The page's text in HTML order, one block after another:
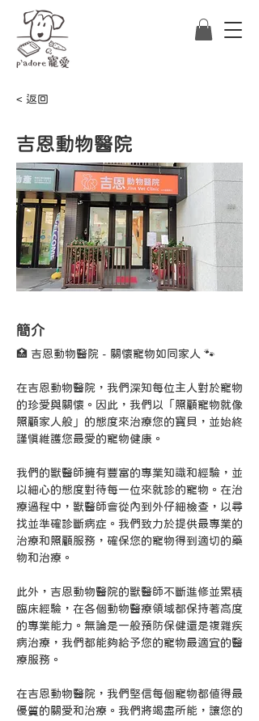
< 返回
吉恩動物醫院
​簡介
🏥 吉恩動物醫院 - 關懷寵物如同家人 🐾
在吉恩動物醫院，我們深知每位主人對於寵物
的珍愛與關懷。因此，我們以「照顧寵物就像
照顧家人般」的態度來治療您的寶貝，並始終
謹慎維護您最愛的寵物健康。
我們的獸醫師擁有豐富的專業知識和經驗，並
以細心的態度對待每一位來就診的寵物。在治
療過程中，獸醫師會從內到外仔細檢查，以尋
找並準確診斷病症。我們致力於提供最專業的
治療和照顧服務，確保您的寵物得到適切的藥
物和治療。
此外，吉恩動物醫院的獸醫師不斷進修並累積
臨床經驗，在各個動物醫療領域都保持著高度
的專業能力。無論是一般預防保健還是複雜疾
病治療，我們都能夠給予您的寵物最適宜的醫
療服務。
在吉恩動物醫院，我們堅信每個寵物都值得最
優質的關愛和治療。我們將竭盡所能，讓您的